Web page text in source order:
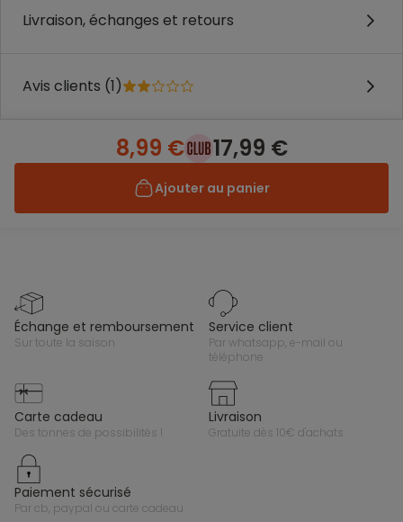
Livraison, échanges et retours
Avis clients (1)
8,99 € 17,99 €
Ajouter au panier
échange et remboursement
sur toute la saison
service client
par whatsapp, e-mail ou
téléphone
carte cadeau
des tonnes de possibilités !
livraison
gratuite dès 10€ d'achats
paiement sécurisé
par cb, paypal ou carte cadeau